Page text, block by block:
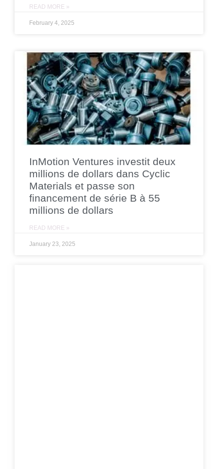
READ MORE »
February 4, 2025
InMotion Ventures investit deux
millions de dollars dans Cyclic
Materials et passe son
financement de série B à 55
millions de dollars
READ MORE »
January 23, 2025